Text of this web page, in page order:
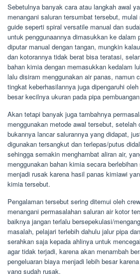
Sebetulnya banyak cara atau langkah awal
menangani saluran tersumbat tersebut,
guide seperti spiral versatile manual dan
untuk penggunaannya dimasukkan ke dalam
diputar manual dengan tangan, mungkin
dan kotorannya tidak berat bisa teratasi,
bahan kimia dengan memasukkan kedalam
lalu disiram menggunakan air panas, namun
tingkat keberhasilannya juga dipengaruhi
besar kecilnya ukuran pada pipa
Akan tetapi banyak juga tambahnya
menggunakan metode awal tersebut, setelah
bukannya lancar salurannya yang didapat,
digunakan tersangkut dan terlepas/putus
sehingga semakin menghambat aliran air,
menggunakan bahan kimia secara
menjadi rusak karena hasil panas kimiawi
kimia tersebut.
Pengalaman tersebut sering ditemui oleh
menangani permasalahan saluran air kotor
baiknya jangan terlalu bersepekulasi/
masalah, pelajari terlebih dahulu jalur pipa
serahkan saja kepada ahlinya untuk
agar tidak terjadi, karena akan menambah
pengeluaran biaya menjadi lebih besar
yang sudah rusak.